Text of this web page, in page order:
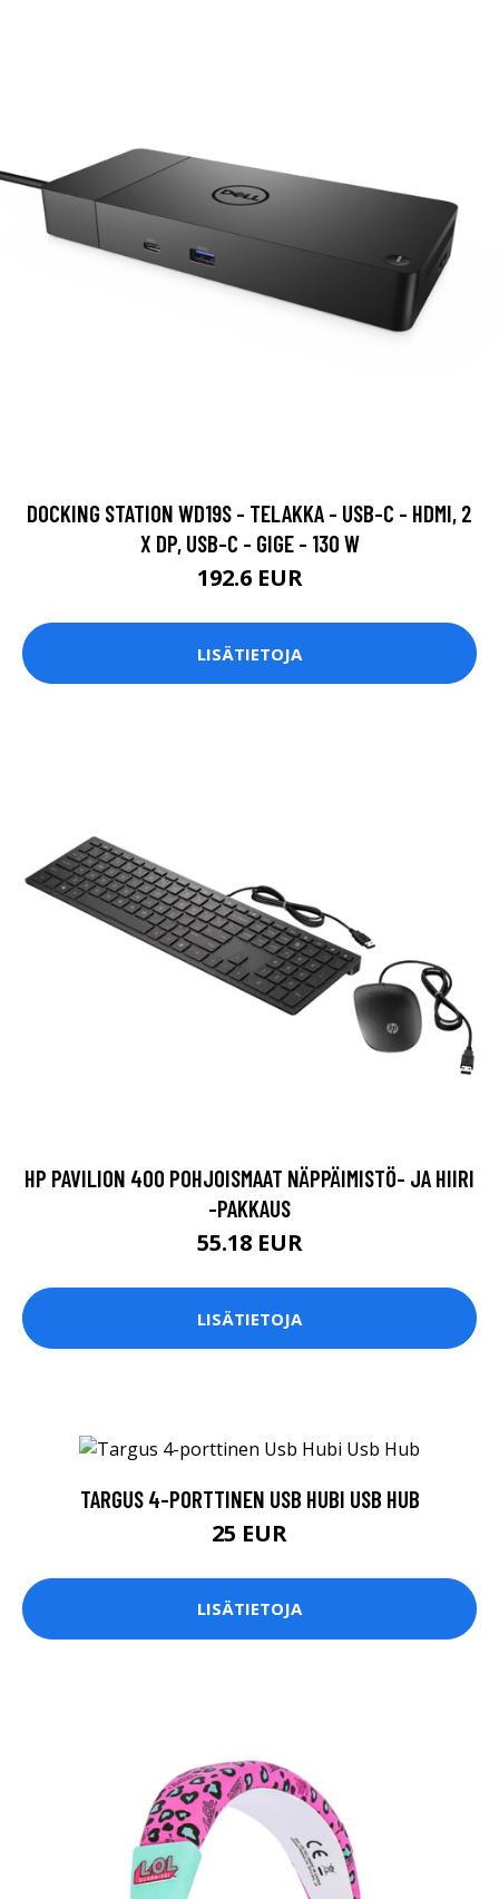
DOCKING STATION WD19S - TELAKKA - USB-C - HDMI, 2
X DP, USB-C - GIGE - 130 W
192.6 EUR
LISÄTIETOJA
HP PAVILION 400 POHJOISMAAT NÄPPÄIMISTÖ- JA HIIRI
-PAKKAUS
55.18 EUR
LISÄTIETOJA
TARGUS 4-PORTTINEN USB HUBI USB HUB
25 EUR
LISÄTIETOJA